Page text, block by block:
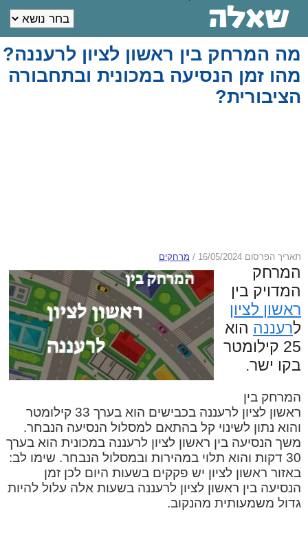
מה המרחק בין ראשון לציון לרעננה?
מהו זמן הנסיעה במכונית ובתחבורה
הציבורית?
תאריך הפרסום 16/05/2024 / מרחקים
המרחק
המדויק בין
ראשון לציון
לרעננה הוא
25 קילומטר
בקו ישר.
המרחק בין
ראשון לציון לרעננה בכבישים הוא בערך 33 קילומטר
והוא נתון לשינוי קל בהתאם למסלול הנסיעה הנבחר.
משך הנסיעה בין ראשון לציון לרעננה במכונית הוא בערך
30 דקות והוא תלוי במהירות ובמסלול הנבחר. שימו לב:
באזור ראשון לציון יש פקקים בשעות היום לכן זמן
הנסיעה בין ראשון לציון לרעננה בשעות אלה עלול להיות
גדול משמעותית מהנקוב.